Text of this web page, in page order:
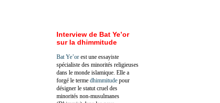
Interview de Bat Ye’or
sur la dhimmitude
Bat Ye’or est une essayiste
spécialiste des minorités religieuses
dans le monde islamique. Elle a
forgé le terme dhimmitude pour
désigner le statut cruel des
minorités non-musulmanes